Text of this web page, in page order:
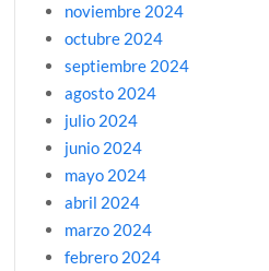
noviembre 2024
octubre 2024
septiembre 2024
agosto 2024
julio 2024
junio 2024
mayo 2024
abril 2024
marzo 2024
febrero 2024